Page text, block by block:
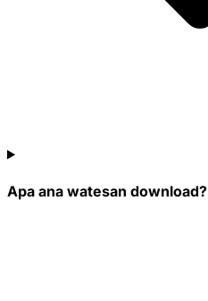
Apa ana watesan download?